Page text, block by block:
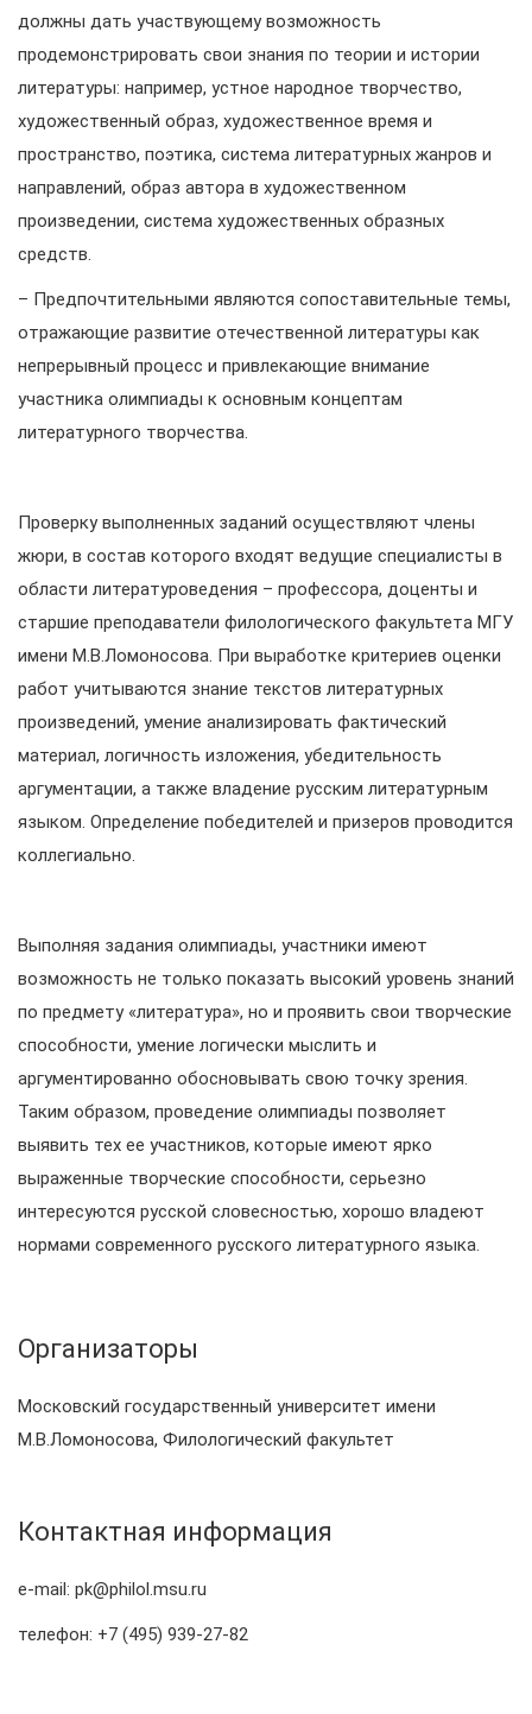
должны дать участвующему возможность
продемонстрировать свои знания по теории и истории
литературы: например, устное народное творчество,
художественный образ, художественное время и
пространство, поэтика, система литературных жанров и
направлений, образ автора в художественном
произведении, система художественных образных
средств.
– Предпочтительными являются сопоставительные темы,
отражающие развитие отечественной литературы как
непрерывный процесс и привлекающие внимание
участника олимпиады к основным концептам
литературного творчества.
Проверку выполненных заданий осуществляют члены
жюри, в состав которого входят ведущие специалисты в
области литературоведения – профессора, доценты и
старшие преподаватели филологического факультета МГУ
имени М.В.Ломоносова. При выработке критериев оценки
работ учитываются знание текстов литературных
произведений, умение анализировать фактический
материал, логичность изложения, убедительность
аргументации, а также владение русским литературным
языком. Определение победителей и призеров проводится
коллегиально.
Выполняя задания олимпиады, участники имеют
возможность не только показать высокий уровень знаний
по предмету «литература», но и проявить свои творческие
способности, умение логически мыслить и
аргументированно обосновывать свою точку зрения.
Таким образом, проведение олимпиады позволяет
выявить тех ее участников, которые имеют ярко
выраженные творческие способности, серьезно
интересуются русской словесностью, хорошо владеют
нормами современного русского литературного языка.
Организаторы
Московский государственный университет имени
М.В.Ломоносова, Филологический факультет
Контактная информация
e-mail: pk@philol.msu.ru
телефон: +7 (495) 939-27-82